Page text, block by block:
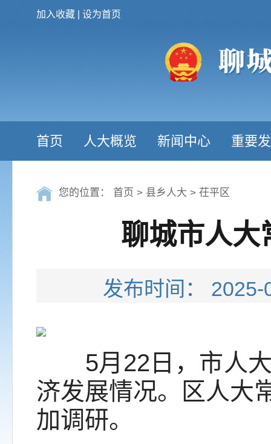
加入收藏 设为首页
首页 人大概览 新闻中心 重要
您的位置： 首页 > 县乡人大 > 茌平区
聊城市人大
发布时间：
5月22日，市人大
济发展情况。区人大
加调研。